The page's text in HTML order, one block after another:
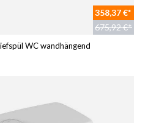
358,37 €*
675,92 €*
WC wandhängend